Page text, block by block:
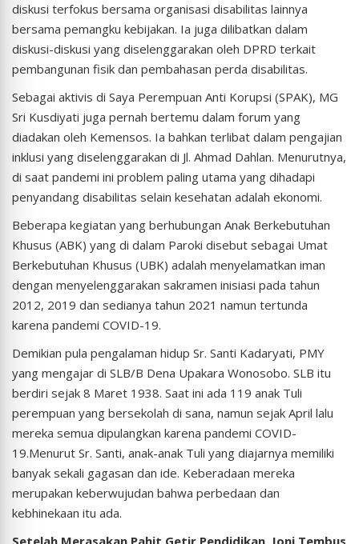
diskusi terfokus bersama organisasi disabilitas lainnya
bersama pemangku kebijakan. Ia juga dilibatkan dalam
diskusi-diskusi yang diselenggarakan oleh DPRD terkait
pembangunan fisik dan pembahasan perda disabilitas.
Sebagai aktivis di Saya Perempuan Anti Korupsi (SPAK), MG
Sri Kusdiyati juga pernah bertemu dalam forum yang
diadakan oleh Kemensos. Ia bahkan terlibat dalam pengajian
inklusi yang diselenggarakan di Jl. Ahmad Dahlan. Menurutnya,
di saat pandemi ini problem paling utama yang dihadapi
penyandang disabilitas selain kesehatan adalah ekonomi.
Beberapa kegiatan yang berhubungan Anak Berkebutuhan
Khusus (ABK) yang di dalam Paroki disebut sebagai Umat
Berkebutuhan Khusus (UBK) adalah menyelamatkan iman
dengan menyelenggarakan sakramen inisiasi pada tahun
2012, 2019 dan sedianya tahun 2021 namun tertunda
karena pandemi COVID-19.
Demikian pula pengalaman hidup Sr. Santi Kadaryati, PMY
yang mengajar di SLB/B Dena Upakara Wonosobo. SLB itu
berdiri sejak 8 Maret 1938. Saat ini ada 119 anak Tuli
perempuan yang bersekolah di sana, namun sejak April lalu
mereka semua dipulangkan karena pandemi COVID-
19.Menurut Sr. Santi, anak-anak Tuli yang diajarnya memiliki
banyak sekali gagasan dan ide. Keberadaan mereka
merupakan keberwujudan bahwa perbedaan dan
kebhinekaan itu ada.